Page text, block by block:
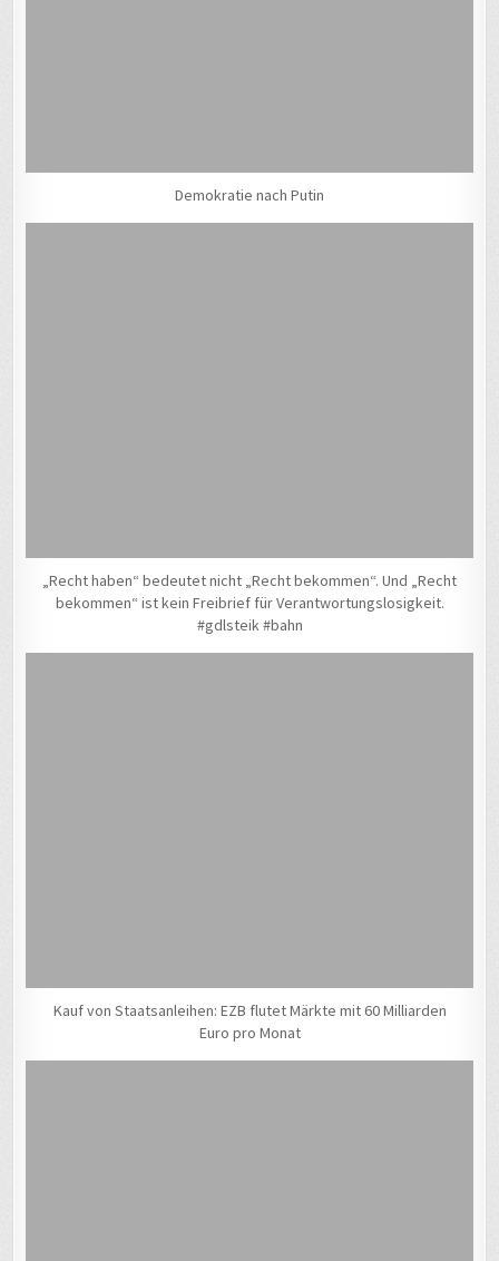
Demokratie nach Putin
„Recht haben“ bedeutet nicht „Recht bekommen“. Und „Recht
bekommen“ ist kein Freibrief für Verantwortungslosigkeit.
#gdlsteik #bahn
Kauf von Staatsanleihen: EZB flutet Märkte mit 60 Milliarden
Euro pro Monat